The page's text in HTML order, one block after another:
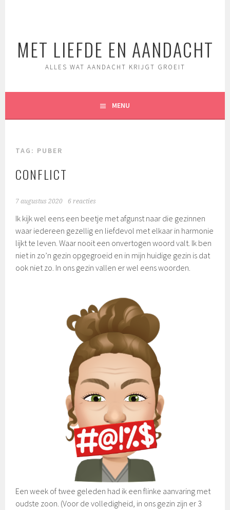
MET LIEFDE EN AANDACHT
ALLES WAT AANDACHT KRIJGT GROEIT
MENU
TAG: PUBER
CONFLICT
7 augustus 2020 6 reacties
Ik kijk wel eens een beetje met afgunst naar die gezinnen
waar iedereen gezellig en liefdevol met elkaar in harmonie
lijkt te leven. Waar nooit een onvertogen woord valt. Ik ben
niet in zo’n gezin opgegroeid en in mijn huidige gezin is dat
ook niet zo. In ons gezin vallen er wel eens woorden.
Een week of twee geleden had ik een flinke aanvaring met
oudste zoon. (Voor de volledigheid, in ons gezin zijn er 3